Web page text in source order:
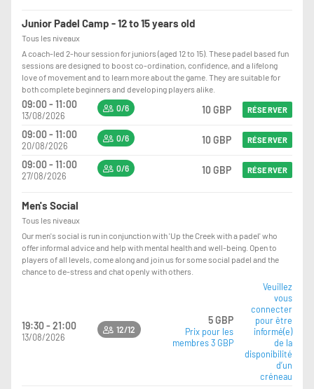
Junior Padel Camp - 12 to 15 years old
Tous les niveaux
A coach-led 2-hour session for juniors (aged 12 to 15). These padel based fun
sessions are designed to boost co-ordination, confidence, and a lifelong
love of movement and to learn more about the game. They are suitable for
both complete beginners and developing players alike.
09:00 - 11:00
13/08/2026
0/6 10 GBP RÉSERVER
09:00 - 11:00
20/08/2026
0/6 10 GBP RÉSERVER
09:00 - 11:00
27/08/2026
0/6 10 GBP RÉSERVER
Men's Social
Tous les niveaux
Our men's social is run in conjunction with 'Up the Creek with a padel' who
offer informal advice and help with mental health and well-being. Open to
players of all levels, come along and join us for some social padel and the
chance to de-stress and chat openly with others.
19:30 - 21:00
13/08/2026
12/12
5 GBP
Prix pour les
membres 3 GBP
Veuillez
vous
connecter
pour être
informé(e)
de la
disponibilité
d’un
créneau